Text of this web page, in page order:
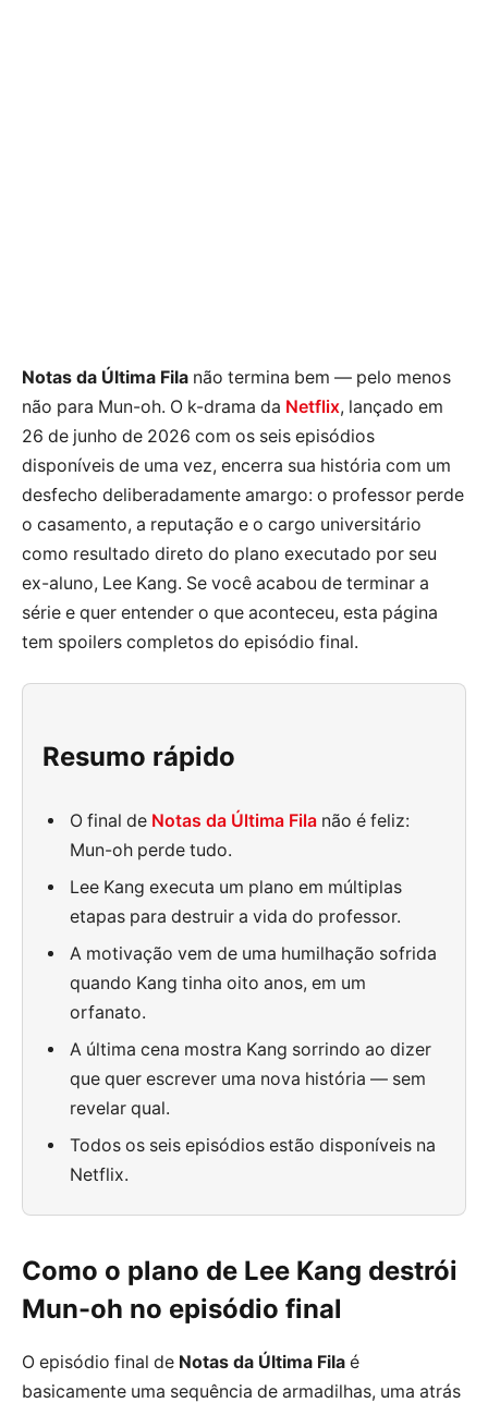
Notas da Última Fila não termina bem — pelo menos
não para Mun-oh. O k-drama da Netflix, lançado em
26 de junho de 2026 com os seis episódios
disponíveis de uma vez, encerra sua história com um
desfecho deliberadamente amargo: o professor perde
o casamento, a reputação e o cargo universitário
como resultado direto do plano executado por seu
ex-aluno, Lee Kang. Se você acabou de terminar a
série e quer entender o que aconteceu, esta página
tem spoilers completos do episódio final.
Resumo rápido
O final de Notas da Última Fila não é feliz:
Mun-oh perde tudo.
Lee Kang executa um plano em múltiplas
etapas para destruir a vida do professor.
A motivação vem de uma humilhação sofrida
quando Kang tinha oito anos, em um
orfanato.
A última cena mostra Kang sorrindo ao dizer
que quer escrever uma nova história — sem
revelar qual.
Todos os seis episódios estão disponíveis na
Netflix.
Como o plano de Lee Kang destrói
Mun-oh no episódio final
O episódio final de Notas da Última Fila é
basicamente uma sequência de armadilhas, uma atrás